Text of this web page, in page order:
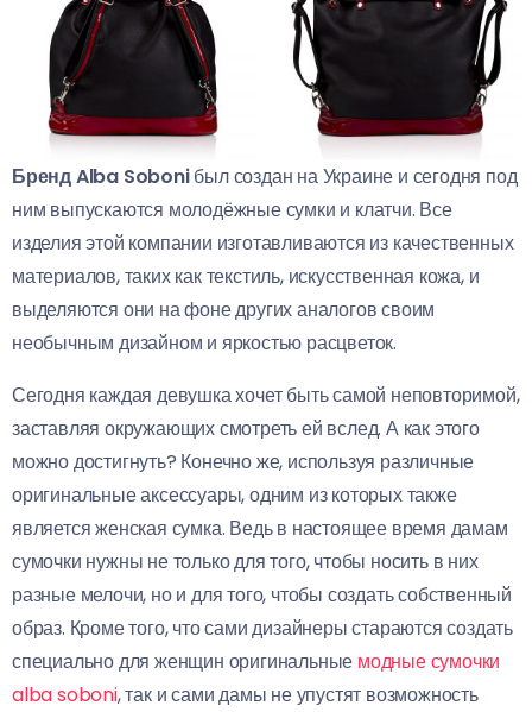
Бренд Alba Soboniбыл создан на Украине и сегодня под
ним выпускаются молодёжные сумки и клатчи. Все
изделия этой компании изготавливаются из качественных
материалов, таких как текстиль, искусственная кожа, и
выделяются они на фоне других аналогов своим
необычным дизайном и яркостью расцветок.
Сегодня каждая девушка хочет быть самой неповторимой,
заставляя окружающих смотреть ей вслед. А как этого
можно достигнуть? Конечно же, используя различные
оригинальные аксессуары, одним из которых также
является женская сумка. Ведь в настоящее время дамам
сумочки нужны не только для того, чтобы носить в них
разные мелочи, но и для того, чтобы создать собственный
образ. Кроме того, что сами дизайнеры стараются создать
специально для женщин оригинальные модные сумочки
alba soboni, так и сами дамы не упустят возможность